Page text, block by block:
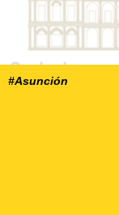
#Asunción